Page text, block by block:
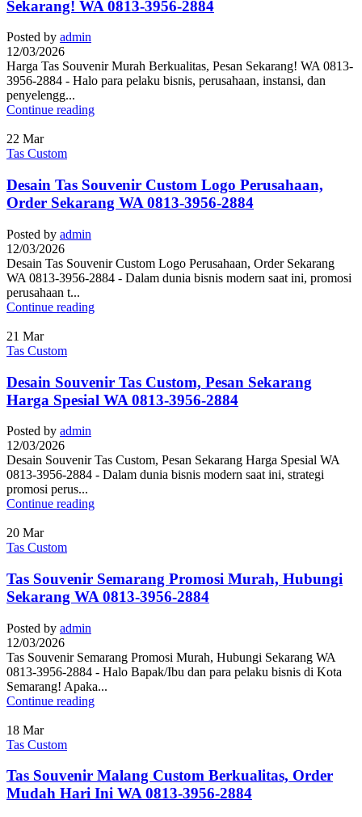
Sekarang! WA 0813-3956-2884
Posted by admin
12/03/2026
Harga Tas Souvenir Murah Berkualitas, Pesan Sekarang! WA 0813-
3956-2884 - Halo para pelaku bisnis, perusahaan, instansi, dan
penyelengg...
Continue reading
22 Mar
Tas Custom
Desain Tas Souvenir Custom Logo Perusahaan,
Order Sekarang WA 0813-3956-2884
Posted by admin
12/03/2026
Desain Tas Souvenir Custom Logo Perusahaan, Order Sekarang
WA 0813-3956-2884 - Dalam dunia bisnis modern saat ini, promosi
perusahaan t...
Continue reading
21 Mar
Tas Custom
Desain Souvenir Tas Custom, Pesan Sekarang
Harga Spesial WA 0813-3956-2884
Posted by admin
12/03/2026
Desain Souvenir Tas Custom, Pesan Sekarang Harga Spesial WA
0813-3956-2884 - Dalam dunia bisnis modern saat ini, strategi
promosi perus...
Continue reading
20 Mar
Tas Custom
Tas Souvenir Semarang Promosi Murah, Hubungi
Sekarang WA 0813-3956-2884
Posted by admin
12/03/2026
Tas Souvenir Semarang Promosi Murah, Hubungi Sekarang WA
0813-3956-2884 - Halo Bapak/Ibu dan para pelaku bisnis di Kota
Semarang! Apaka...
Continue reading
18 Mar
Tas Custom
Tas Souvenir Malang Custom Berkualitas, Order
Mudah Hari Ini WA 0813-3956-2884